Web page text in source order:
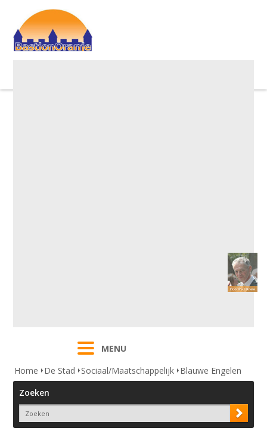
MENU
Home
De Stad Sociaal/Maatschappelijk Blauwe Engelen
Zoeken